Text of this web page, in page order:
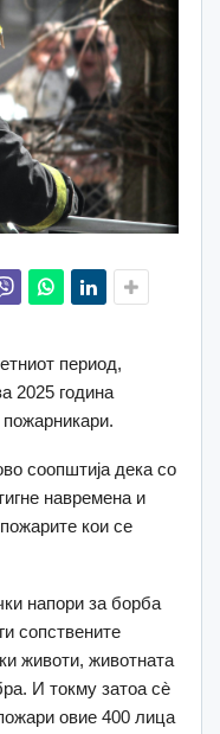
период,
2025 година
соопштија дека со
навремена и
кои се
напори за борба
сопствените
животи, животната
И токму затоа сè
овие 400 лица